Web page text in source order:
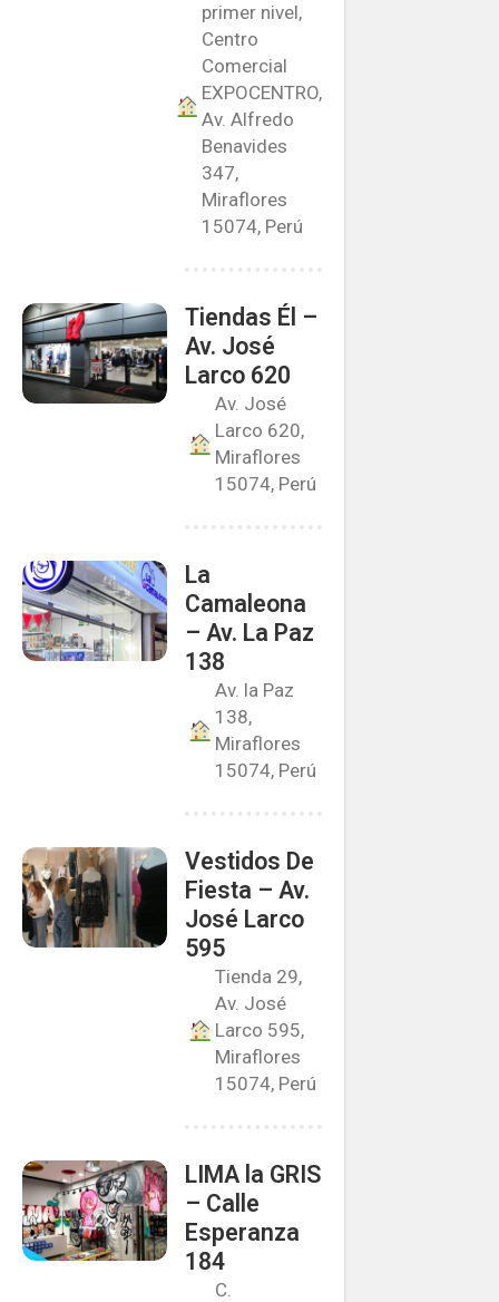
primer nivel,
Centro
Comercial
EXPOCENTRO,
Av. Alfredo
Benavides
347,
Miraflores
15074, Perú
Tiendas Él –
Av. José
Larco 620
Av. José
Larco 620,
Miraflores
15074, Perú
La
Camaleona
– Av. La Paz
138
Av. la Paz
138,
Miraflores
15074, Perú
Vestidos De
Fiesta – Av.
José Larco
595
Tienda 29,
Av. José
Larco 595,
Miraflores
15074, Perú
LIMA la GRIS
– Calle
Esperanza
184
C.